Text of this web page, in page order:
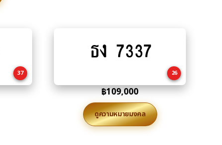
37
to
ธง 7337
26
฿109,000
ดูความหมายมงคล